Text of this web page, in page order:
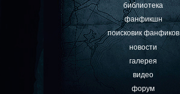
библиотека
фанфикшн
поисковик фанфиков
новости
галерея
видео
форум